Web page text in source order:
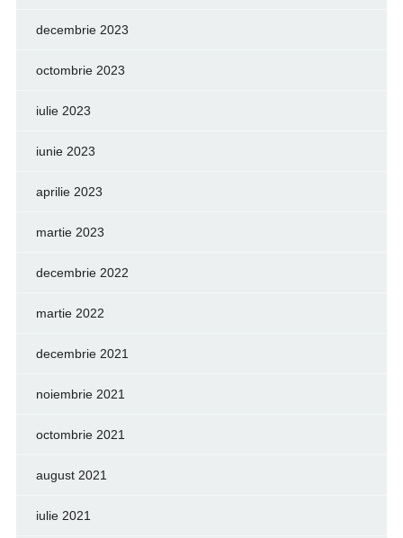
decembrie 2023
octombrie 2023
iulie 2023
iunie 2023
aprilie 2023
martie 2023
decembrie 2022
martie 2022
decembrie 2021
noiembrie 2021
octombrie 2021
august 2021
iulie 2021